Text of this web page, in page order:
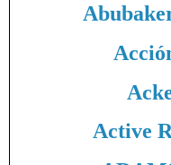
Active